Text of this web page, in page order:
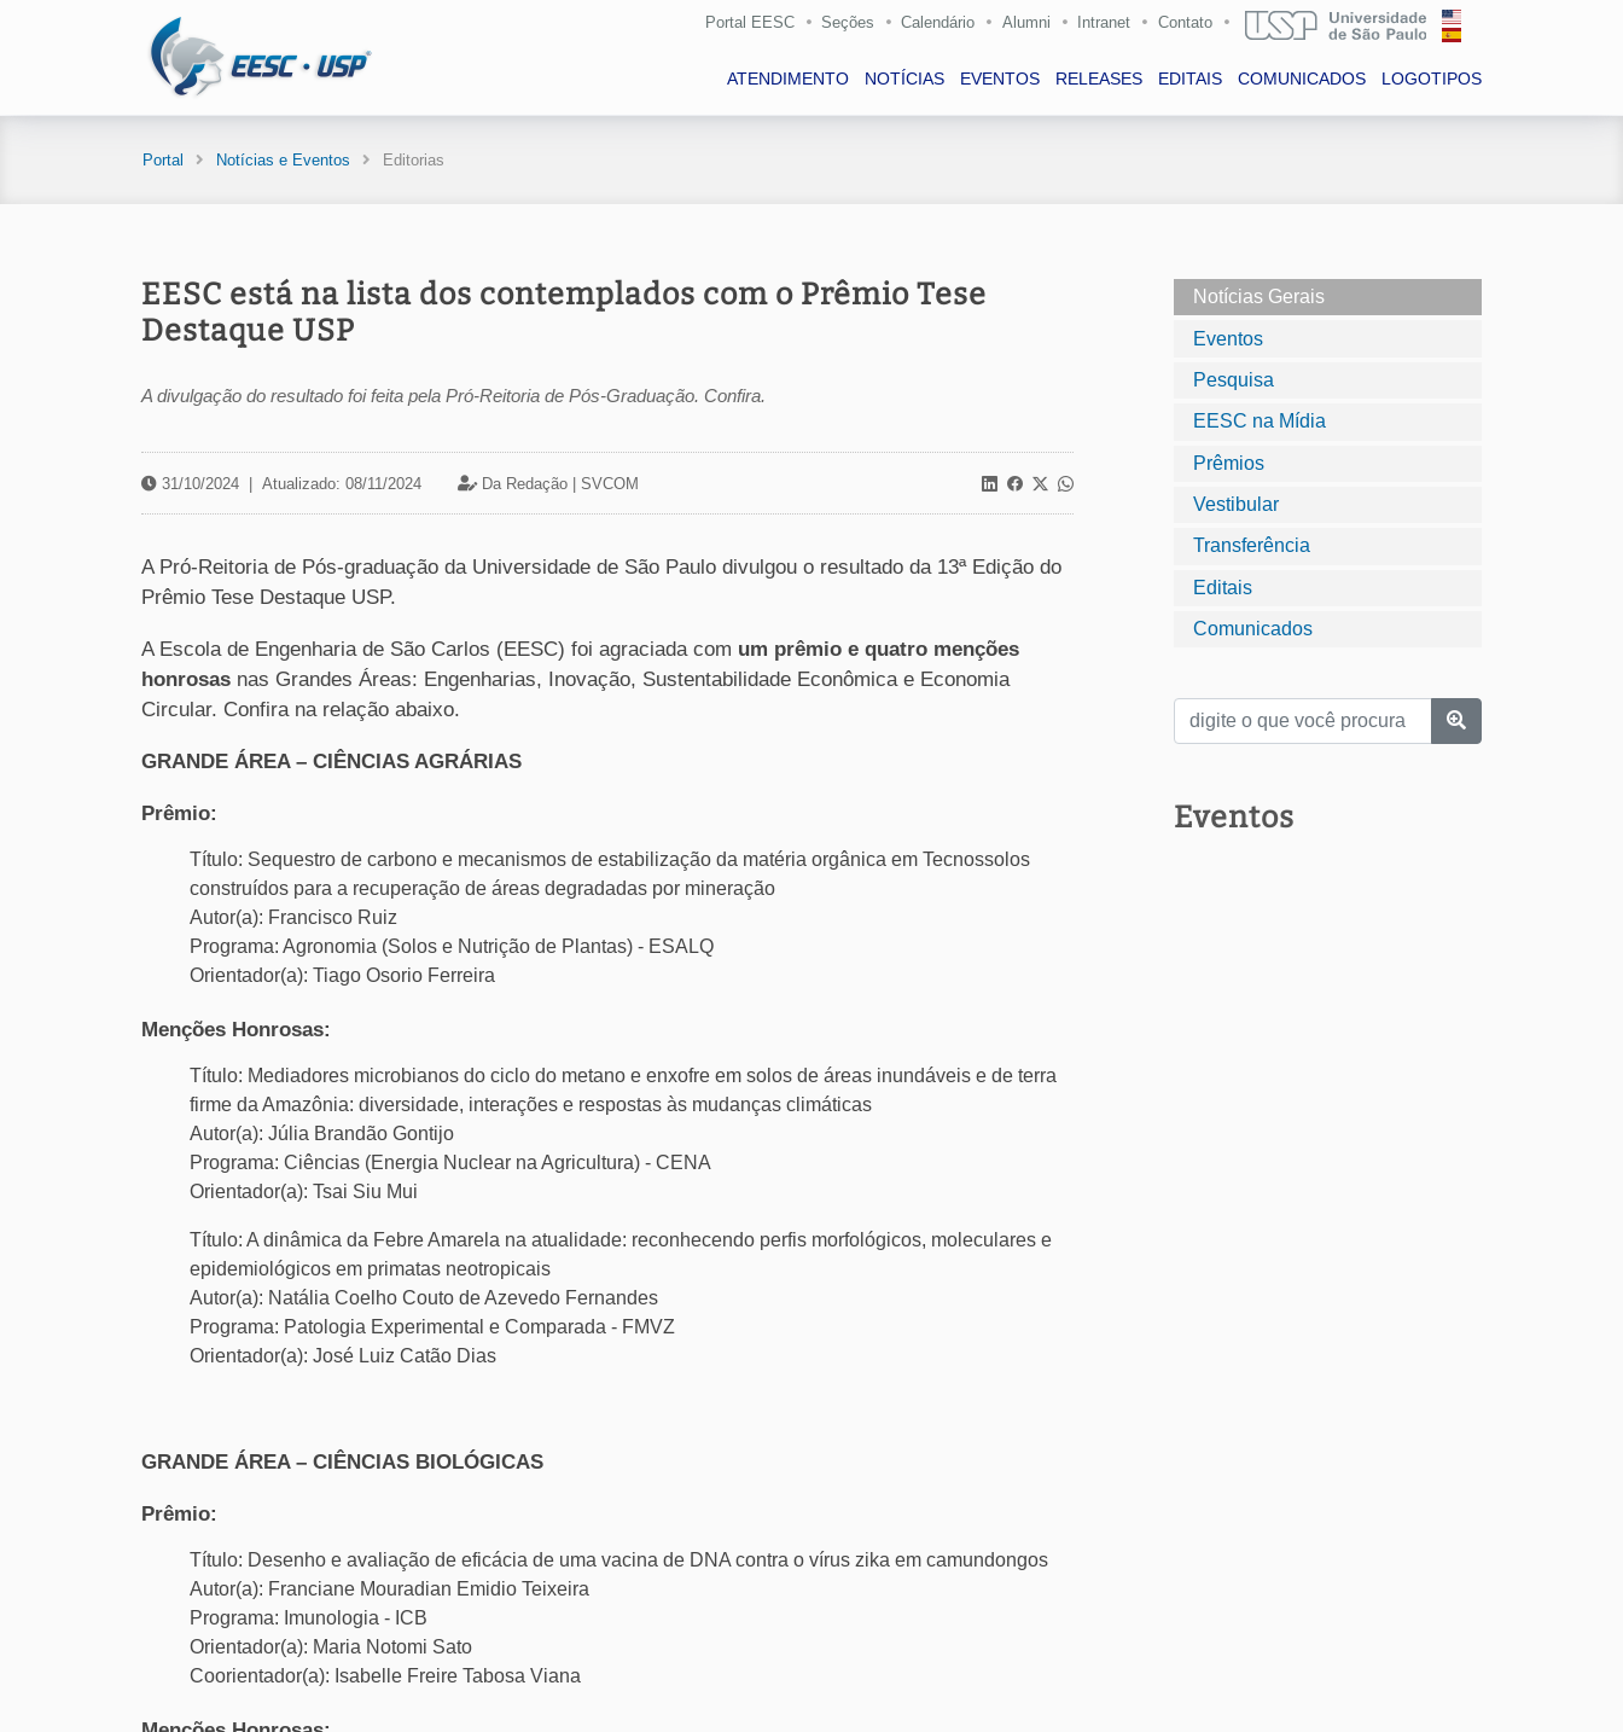
Portal EESC Seções Calendário Alumni Intranet Contato
ATENDIMENTO NOTÍCIAS EVENTOS RELEASES EDITAIS COMUNICADOS LOGOTIPOS
Portal Notícias e Eventos Editorias
EESC está na lista dos contemplados com o Prêmio Tese
Destaque USP
A divulgação do resultado foi feita pela Pró-Reitoria de Pós-Graduação. Confira.
31/10/2024 Atualizado: 08/11/2024 Da Redação | SVCOM
A Pró-Reitoria de Pós-graduação da Universidade de São Paulo divulgou o resultado da 13ª Edição do
Prêmio Tese Destaque USP.
A Escola de Engenharia de São Carlos (EESC) foi agraciada com um prêmio e quatro menções
honrosas nas Grandes Áreas: Engenharias, Inovação, Sustentabilidade Econômica e Economia
Circular. Confira na relação abaixo.
GRANDE ÁREA – CIÊNCIAS AGRÁRIAS
Prêmio:
Título: Sequestro de carbono e mecanismos de estabilização da matéria orgânica em Tecnossolos
construídos para a recuperação de áreas degradadas por mineração
Autor(a): Francisco Ruiz
Programa: Agronomia (Solos e Nutrição de Plantas) - ESALQ
Orientador(a): Tiago Osorio Ferreira
Menções Honrosas:
Título: Mediadores microbianos do ciclo do metano e enxofre em solos de áreas inundáveis e de terra
firme da Amazônia: diversidade, interações e respostas às mudanças climáticas
Autor(a): Júlia Brandão Gontijo
Programa: Ciências (Energia Nuclear na Agricultura) - CENA
Orientador(a): Tsai Siu Mui
Título: A dinâmica da Febre Amarela na atualidade: reconhecendo perfis morfológicos, moleculares e
epidemiológicos em primatas neotropicais
Autor(a): Natália Coelho Couto de Azevedo Fernandes
Programa: Patologia Experimental e Comparada - FMVZ
Orientador(a): José Luiz Catão Dias
GRANDE ÁREA – CIÊNCIAS BIOLÓGICAS
Prêmio:
Título: Desenho e avaliação de eficácia de uma vacina de DNA contra o vírus zika em camundongos
Autor(a): Franciane Mouradian Emidio Teixeira
Programa: Imunologia - ICB
Orientador(a): Maria Notomi Sato
Coorientador(a): Isabelle Freire Tabosa Viana
Notícias Gerais
Eventos
Pesquisa
EESC na Mídia
Prêmios
Vestibular
Transferência
Editais
Comunicados
Eventos